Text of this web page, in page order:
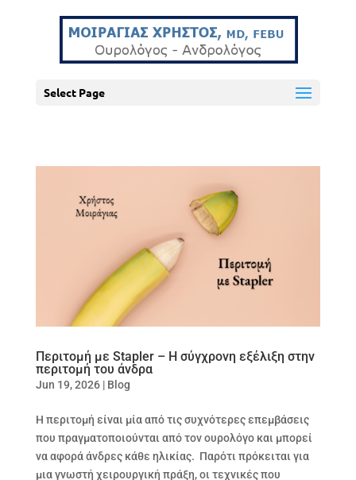
Select Page
Περιτομή με Stapler – Η σύγχρονη εξέλιξη στην
περιτομή του άνδρα
Jun 19, 2026| Blog
Η περιτομή είναι μία από τις συχνότερες επεμβάσεις
που πραγματοποιούνται από τον ουρολόγο και μπορεί
να αφορά άνδρες κάθε ηλικίας. Παρότι πρόκειται για
μια γνωστή χειρουργική πράξη, οι τεχνικές που